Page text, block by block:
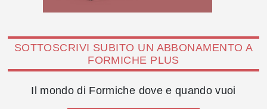
SOTTOSCRIVI SUBITO UN ABBONAMENTO A
FORMICHE PLUS
Il mondo di Formiche dove e quando vuoi